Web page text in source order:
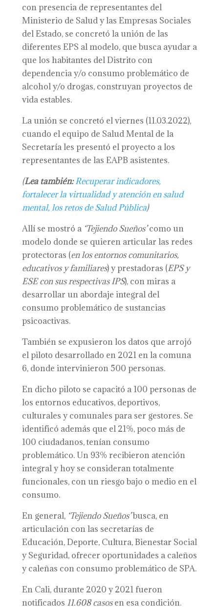
con presencia de representantes del
Ministerio de Salud y las Empresas Sociales
del Estado, se concretó la unión de las
diferentes EPS al modelo, que busca ayudar a
que los habitantes del Distrito con
dependencia y/o consumo problemático de
alcohol y/o drogas, construyan proyectos de
vida estables.
La unión se concretó el viernes (11.03.2022),
cuando el equipo de Salud Mental de la
Secretaría les presentó el proyecto a los
representantes de las EAPB asistentes.
(Lea también: Recuperar indicadores,
fortalecer la virtualidad y atención en salud
mental, los retos de Salud Pública)
Allí se mostró a ‘Tejiendo Sueños’como un
modelo donde se quieren articular las redes
protectoras (en los entornos comunitarios,
educativos y familiares) y prestadoras (EPS y
ESE con sus respectivas IPS), con miras a
desarrollar un abordaje integral del
consumo problemático de sustancias
psicoactivas.
También se expusieron los datos que arrojó
el piloto desarrollado en 2021 en la comuna
6, donde intervinieron 500 personas.
En dicho piloto se capacitó a 100 personas de
los entornos educativos, deportivos,
culturales y comunales para ser gestores. Se
identificó además que el 21%, poco más de
100 ciudadanos, tenían consumo
problemático. Un 93% recibieron atención
integral y hoy se consideran totalmente
funcionales, con un riesgo bajo o medio en el
consumo.
En general, ‘Tejiendo Sueños’busca, en
articulación con las secretarías de
Educación, Deporte, Cultura, Bienestar Social
y Seguridad, ofrecer oportunidades a caleños
y caleñas con consumo problemático de SPA.
En Cali, durante 2020 y 2021 fueron
notificados 11.608 casosen esa condición.